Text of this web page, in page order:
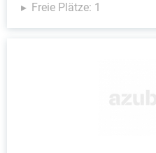
Freie Plätze: 1